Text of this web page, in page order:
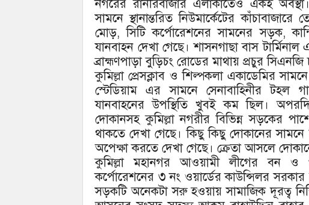
নগরের রানীরবাজার এলাকাতেও একই
সামনে স্থানান্তরিত নিউমার্কেটের
মোড়, সিটি কর্পোরেশনের সামনের সড়ক,
যানবাহন দেখা গেছে। শাসনগাছা বাস
ব্রাহ্মণপাড়া বুড়িচং রোডের মাথায় প্রচুর
কুমিল্লা প্রেসক্লাব ও শিল্পকলা একাডেমির
স্টেডিয়াম এর সামনে সেনাবাহিনীর
যানবাহনের উপস্থিতি খুবই কম ছিল।
দোকানসহ কুমিল্লা নগরীর বিভিন্ন সড়কের
থাকতে দেখা গেছে। কিছু কিছু দোকানের সামনে
অপেক্ষা করতে দেখা গেছে। ক্রেতা আসলে
কুমিল্লা মহানগর আওয়ামী লীগের বন ও
কর্পোরেশনের ৩ নং ওয়ার্ডের কাউন্সিলর
সড়কটি অনেকটা সরু হওয়ায় সামাজিক দূরত্ব